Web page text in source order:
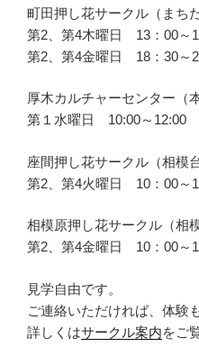
町田押し花サークル（まち
第2、第4木曜日 13：00～
第2、第4金曜日 18：30～
厚木カルチャーセンター（
第１水曜日 10:00～12:00
座間押し花サークル（相模
第2、第4火曜日 10：00～
相模原押し花サークル（相
第2、第4金曜日 10：00～
見学自由です。
ご連絡いただければ、体験
詳しくはサークル案内をご